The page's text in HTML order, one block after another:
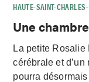
HAUTE-SAINT-
Une
La petite Rosalie
cérébrale et
pourra